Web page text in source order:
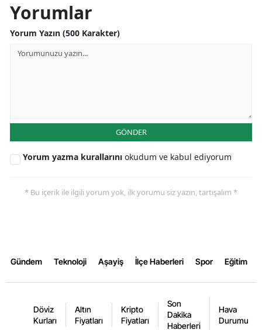
Kilis
Osmaniye
Yorumlar
Yorum Yazın (500 Karakter)
GÖNDER
Yorum yazma kurallarını okudum ve kabul ediyorum
* Bu içerik ile ilgili yorum yok, ilk yorumu siz yazın, tartışalım *
Gündem Teknoloji Aşayiş İlçe Haberleri Spor Eğitim
Döviz
Kurları
Altın
Fiyatları
Kripto
Fiyatları
Son
Dakika
Haberleri
Hava
Durumu